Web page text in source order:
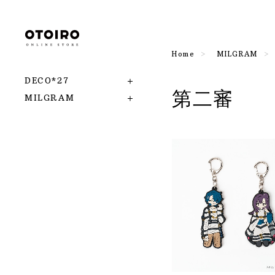
DECO*27
MILGRAM
Home MILGRAM
第二審